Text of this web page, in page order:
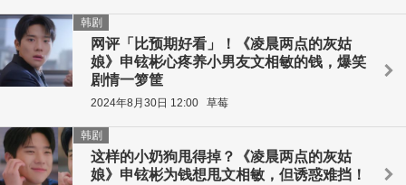
网评「比预期好看」！《凌晨两点的灰姑
娘》申铉彬心疼养小男友文相敏的钱，爆笑
剧情一箩筐
韩剧
2024年8月30日 12:00 草莓
这样的小奶狗甩得掉？《凌晨两点的灰姑
娘》申铉彬为钱想甩文相敏，但诱惑难挡！
韩剧